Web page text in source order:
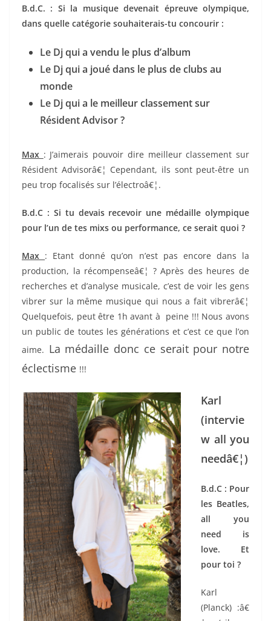
B.d.C. : Si la musique devenait épreuve olympique,
dans quelle catégorie souhaiterais-tu concourir :
Le Dj qui a vendu le plus d’album
Le Dj qui a joué dans le plus de clubs au
monde
Le Dj qui a le meilleur classement sur
Résident Advisor ?
Max : J’aimerais pouvoir dire meilleur classement sur
Résident Advisorâ€¦ Cependant, ils sont peut-être un
peu trop focalisés sur l’électroâ€¦.
B.d.C : Si tu devais recevoir une médaille olympique
pour l’un de tes mixs ou performance, ce serait quoi ?
Max : Etant donné qu’on n’est pas encore dans la
production, la récompenseâ€¦ ? Après des heures de
recherches et d’analyse musicale, c’est de voir les gens
vibrer sur la même musique qui nous a fait vibrerâ€¦
Quelquefois, peut être 1h avant à peine !!! Nous avons
un public de toutes les générations et c’est ce que l’on
aime. La médaille donc ce serait pour notre
éclectisme !!!
Karl
(intervie
w all you
needâ€¦)
B.d.C : Pour
les Beatles,
all you
need is
love. Et
pour toi ?
Karl
(Planck) :â€